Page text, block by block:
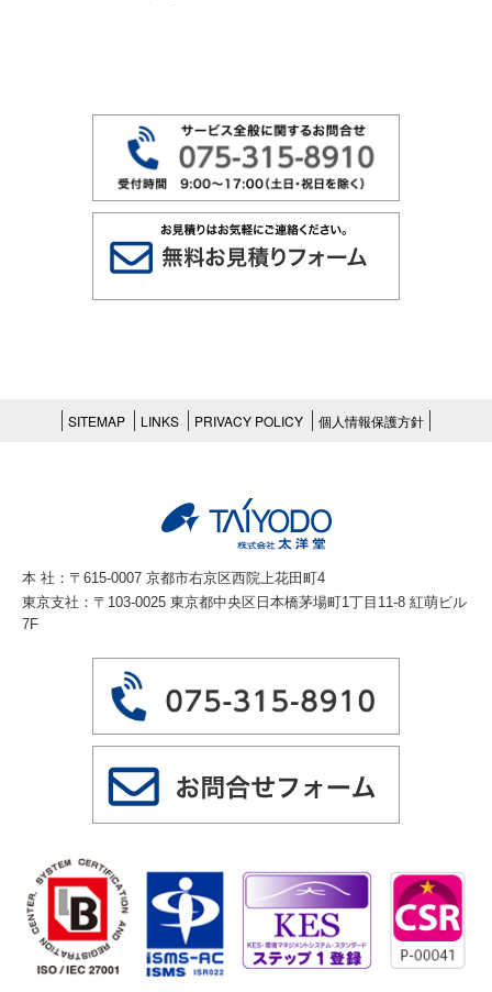
SITEMAP LINKS PRIVACY POLICY 個人情報保護方針
本 社：〒615-0007 京都市右京区西院上花田町4
東京支社：〒103-0025 東京都中央区日本橋茅場町1丁目11-8 紅萌ビル
7F